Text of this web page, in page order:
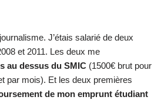
J’étais salarié de deux
et 2011. Les deux me
au dessus du SMIC (1500€ brut pour
par mois). Et les deux premières
de mon emprunt étudiant